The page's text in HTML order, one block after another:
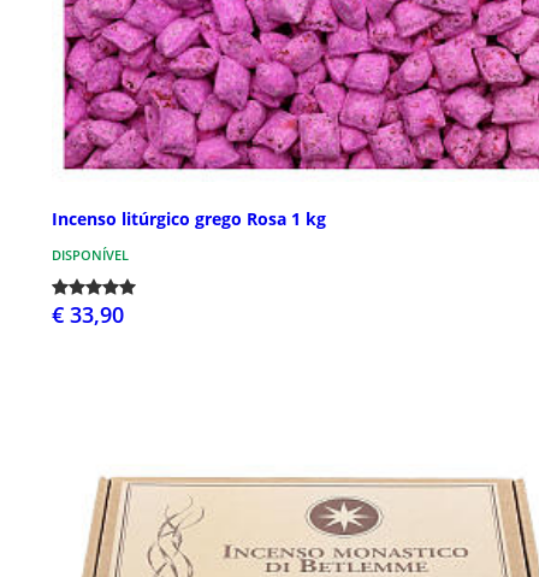
Incenso litúrgico grego Rosa 1 kg
DISPONÍVEL
€ 33,90